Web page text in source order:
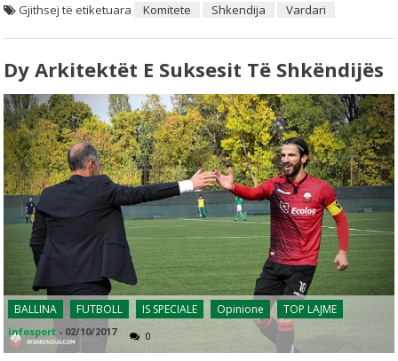
Gjithsej të etiketuara Komitete Shkendija Vardari
Dy Arkitektët E Suksesit Të Shkëndijës
BALLINA FUTBOLL IS SPECIALE Opinione TOP LAJME
infosport - 02/10/2017 0